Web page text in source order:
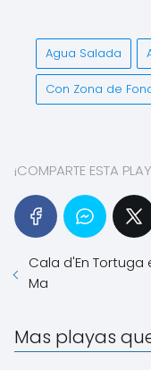
Agua Salada
Con Zona de
¡COMPARTE ESTA
Cala d'En Tortuga
Ma
Mas playas